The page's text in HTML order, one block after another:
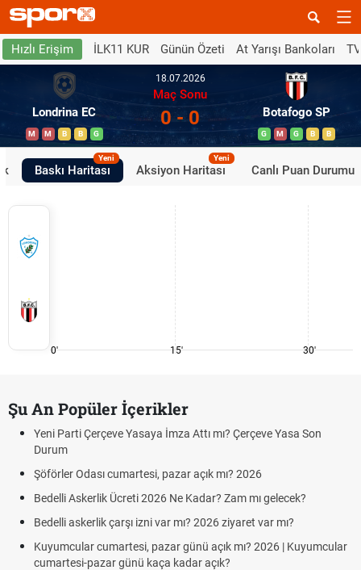
Hızlı Erişim İLK11 KUR Günün Özeti At Yarışı Bankoları
Londrina EC
M M B B G
18.07.2026
Maç Sonu
0 - 0 Botafogo SP
G M G B B
Baskı Haritası
Yeni
Aksiyon Haritası
Yeni
Canlı Puan Durumu
0' 15' 30'
Şu An Popüler İçerikler
Yeni Parti Çerçeve Yasaya İmza Attı mı? Çerçeve Yasa Son
Durum
Şöförler Odası cumartesi, pazar açık mı? 2026
Bedelli Askerlik Ücreti 2026 Ne Kadar? Zam mı gelecek?
Bedelli askerlik çarşı izni var mı? 2026 ziyaret var mı?
Kuyumcular cumartesi, pazar günü açık mı? 2026 | Kuyumcular
cumartesi-pazar günü kaça kadar açık?